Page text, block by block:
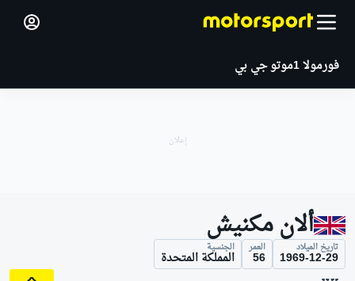
فورمولا 1 موتو جي بي
ألان مكنيش
تاريخ الميلاد
1969-12-29
العمر
56
الجنسية
المملكة المتحدة